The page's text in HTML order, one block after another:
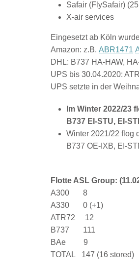
Safair (FlySafair)
X-air services
Eingesetzt ab Köln
Amazon: z.B. ABR1471
DHL: B737 HA-HAW,
UPS bis 30.04.2020:
UPS setzte in der
Im Winter 2022/23
B737 EI-STU, EI-
Winter 2021/22 flog
B737 OE-IXB, EI-
Flotte ASL Group:
A300 8
A330 0 (+1)
ATR72 12
B737 111
BAe 9
TOTAL 147 (16 stored)